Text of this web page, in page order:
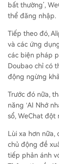
bất thường’,
thể đăng nhập.
Tiếp theo đó,
và các ứng
các biện pháp
Doubao chỉ có
động ngừng
Trước đó nữa,
năng ‘AI Nhớ
sổ, WeChat đột
Lùi xa hơn nữa,
chủ động đề
tiếp phản ánh